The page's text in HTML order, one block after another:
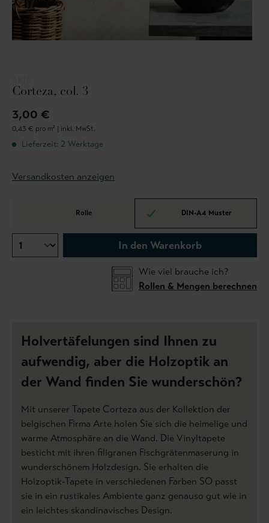
Corteza, col. 3
3,00 €
0,43 € pro m² | inkl. MwSt.
Lieferzeit: 2 Werktage
Versandkosten anzeigen
Rolle DIN-A4 Muster
In den Warenkorb
Wie viel brauche ich?
Rollen & Mengen berechnen
Holvertäfelungen sind Ihnen zu
aufwendig, aber die Holzoptik an
der Wand finden Sie wunderschön?
Mit unserer Tapete Corteza aus der Kollektion der
belgischen Firma Arte holen Sie sich die heimelige und
warme Atmosphäre an die Wand. Die Vinyltapete
besticht mit ihren filigranen Fischgrätenmaserung in
wunderschönem Holzdesign. Sie erhalten die
Holzoptik-Tapete in verschiedenen Farben SO passt
sie in ein rustikales Ambiente ganz genauso gut wie in
ein leichtes skandinavisches Design.